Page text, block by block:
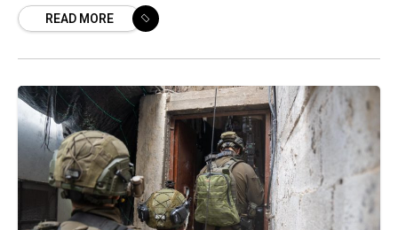
dronă. Netanyahu a
READ MORE